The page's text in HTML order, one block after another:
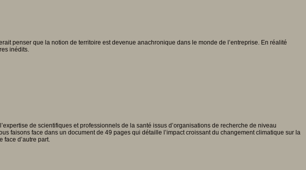
penser que la notion de territoire est devenue anachronique dans le monde de l’entreprise. En réalité
inédits.
de scientifiques et professionnels de la santé issus d’organisations de recherche de niveau
faisons face dans un document de 49 pages qui détaille l’impact croissant du changement climatique sur la
face d’autre part.